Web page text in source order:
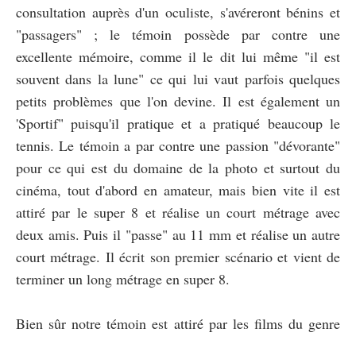
consultation auprès d'un oculiste, s'avéreront bénins et
"passagers" ; le témoin possède par contre une
excellente mémoire, comme il le dit lui même "il est
souvent dans la lune" ce qui lui vaut parfois quelques
petits problèmes que l'on devine. Il est également un
'Sportif" puisqu'il pratique et a pratiqué beaucoup le
tennis. Le témoin a par contre une passion "dévorante"
pour ce qui est du domaine de la photo et surtout du
cinéma, tout d'abord en amateur, mais bien vite il est
attiré par le super 8 et réalise un court métrage avec
deux amis. Puis il "passe" au 11 mm et réalise un autre
court métrage. Il écrit son premier scénario et vient de
terminer un long métrage en super 8.
Bien sûr notre témoin est attiré par les films du genre